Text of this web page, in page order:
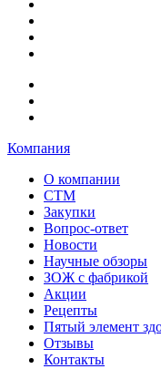
Компания
О компании
СТМ
Закупки
Вопрос-ответ
Новости
Научные обзоры
ЗОЖ с фабрикой
Акции
Рецепты
Пятый элемент
Отзывы
Контакты